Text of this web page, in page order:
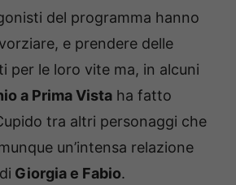
del programma hanno
e prendere delle
per le loro vite ma, in alcuni
a Prima Vista ha fatto
tra altri personaggi che
un’intensa relazione
Giorgia e Fabio.